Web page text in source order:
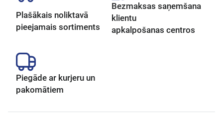
Plašākais noliktavā
pieejamais sortiments
Bezmaksas saņemšana
klientu
apkalpošanas centros
Piegāde ar kurjeru un
pakomātiem